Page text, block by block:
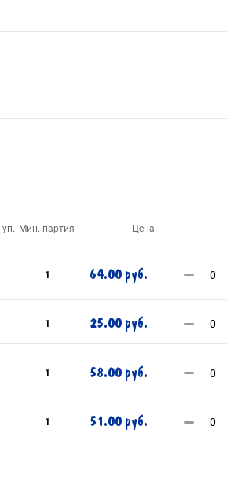
Мин. партия Цена
1 64.00 руб.
1 25.00 руб.
1 58.00 руб.
1 51.00 руб.